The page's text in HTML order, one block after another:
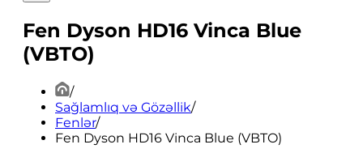
Fen Dyson HD16 Vinca Blue
(VBTO)
/
Sağlamlıq və Gözəllik/
Fenlər/
Fen Dyson HD16 Vinca Blue (VBTO)